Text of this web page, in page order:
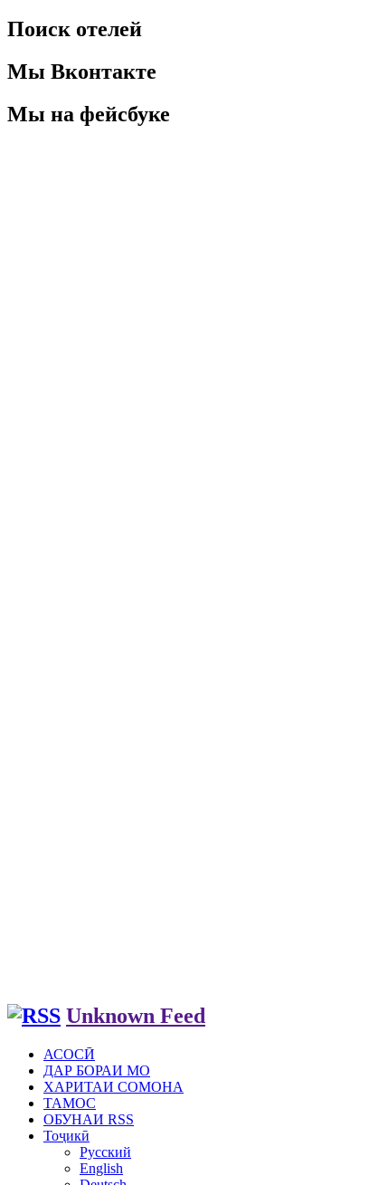
Поиск отелей
Мы Вконтакте
Мы на фейсбуке
Unknown Feed
АСОСӢ
ДАР БОРАИ МО
ХАРИТАИ СОМОНА
ТАМОС
ОБУНАИ RSS
Тоҷикӣ
Русский
English